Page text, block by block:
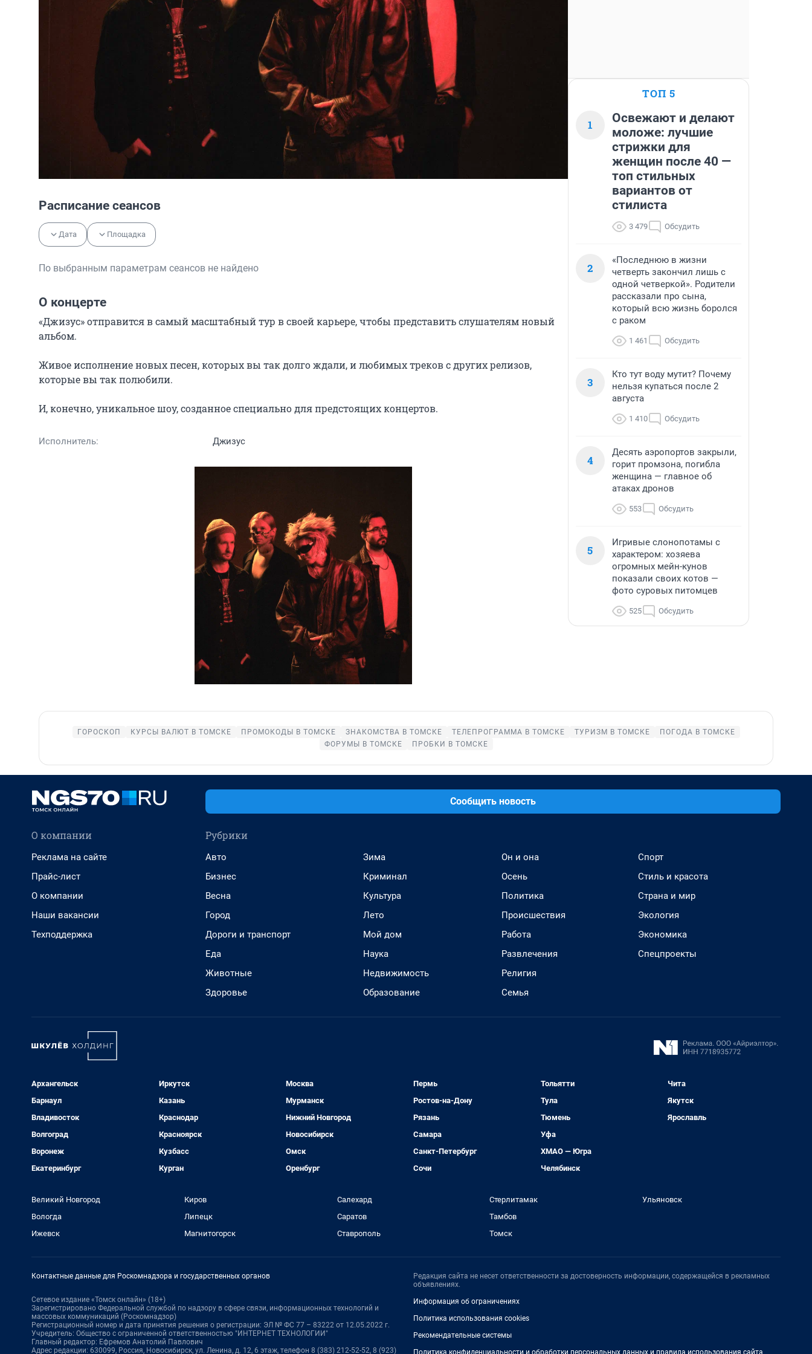
Расписание сеансов
Дата Площадка
По выбранным параметрам сеансов не найдено
О концерте
«Джизус» отправится в самый масштабный тур в своей карьере, чтобы представить слушателям новый
альбом.
Живое исполнение новых песен, которых вы так долго ждали, и любимых треков с других релизов,
которые вы так полюбили.
И, конечно, уникальное шоу, созданное специально для предстоящих концертов.
Исполнитель: Джизус
ТОП 5
1
Освежают и делают
моложе: лучшие
стрижки для
женщин после 40 —
топ стильных
вариантов от
стилиста
3 479 Обсудить
2
«Последнюю в жизни
четверть закончил лишь с
одной четверкой». Родители
рассказали про сына,
который всю жизнь боролся
с раком
1 461 Обсудить
3
Кто тут воду мутит? Почему
нельзя купаться после 2
августа
1 410 Обсудить
4
Десять аэропортов закрыли,
горит промзона, погибла
женщина — главное об
атаках дронов
553 Обсудить
5
Игривые слонопотамы с
характером: хозяева
огромных мейн-кунов
показали своих котов —
фото суровых питомцев
525 Обсудить
ГОРОСКОП КУРСЫ ВАЛЮТ В ТОМСКЕ ПРОМОКОДЫ В ТОМСКЕ ЗНАКОМСТВА В ТОМСКЕ ТЕЛЕПРОГРАММА В ТОМСКЕ ТУРИЗМ В ТОМСКЕ
ПОГОДА В ТОМСКЕ
ФОРУМЫ В ТОМСКЕ
ПРОБКИ В ТОМСКЕ
Сообщить новость
О компании
Реклама на сайте
Прайс-лист
О компании
Наши вакансии
Техподдержка
Рубрики
Авто
Бизнес
Весна
Город
Дороги и транспорт
Еда
Животные
Здоровье
Зима
Криминал
Культура
Лето
Мой дом
Наука
Недвижимость
Образование
Он и она
Осень
Политика
Происшествия
Работа
Развлечения
Религия
Семья
Спорт
Стиль и красота
Страна и мир
Экология
Экономика
Спецпроекты
Архангельск
Барнаул
Владивосток
Волгоград
Воронеж
Екатеринбург
Иркутск
Казань
Краснодар
Красноярск
Кузбасс
Курган
Москва
Мурманск
Нижний Новгород
Новосибирск
Омск
Оренбург
Пермь
Ростов-на-Дону
Рязань
Самара
Санкт-Петербург
Сочи
Тольятти
Тула
Тюмень
Уфа
ХМАО — Югра
Челябинск
Чита
Якутск
Ярославль
Великий Новгород
Вологда
Ижевск
Киров
Липецк
Магнитогорск
Салехард
Саратов
Ставрополь
Стерлитамак
Тамбов
Томск
Ульяновск
Контактные данные для Роскомнадзора и государственных органов
Сетевое издание «Томск онлайн» (18+)
Зарегистрировано Федеральной службой по надзору в сфере связи, информационных технологий и
массовых коммуникаций (Роскомнадзор)
Регистрационный номер и дата принятия решения о регистрации: ЭЛ № ФС 77 – 83222 от 12.05.2022 г.
Учредитель: Общество с ограниченной ответственностью "ИНТЕРНЕТ ТЕХНОЛОГИИ"
Главный редактор: Ефремов Анатолий Павлович
Адрес редакции: 630099, Россия, Новосибирск, ул. Ленина, д. 12, 6 этаж, телефон 8 (383) 212-52-52, 8 (923)
Редакция сайта не несет ответственности за достоверность информации, содержащейся в рекламных
объявлениях.
Информация об ограничениях
Политика использования cookies
Рекомендательные системы
Политика конфиденциальности и обработки персональных данных и правила использования сайта